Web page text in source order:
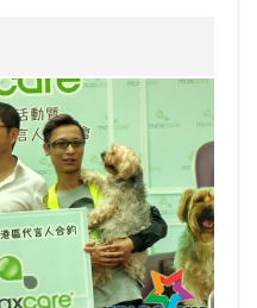
h
at
er l y
Li
n
k